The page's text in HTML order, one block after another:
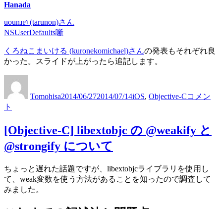
Hanada
uounɹɐʇ (tarunon)さん
NSUserDefaults噺
くろねこまいける (kuronekomichael)さんの発表もそれぞれ良
かった。スライドが上がったら追記します。
者
Tomohisa日:
2014/06/272014/07/14ゴ
iOS, Objective-C岡
開
発
勉
強
コメン
ト
[Objective-C] libextobjc の @weakify と
@strongify について
ちょっと遅れた話題ですが、libextobjcライブラリを使用し
て、weak変数を使う方法があることを知ったので調査して
みました。